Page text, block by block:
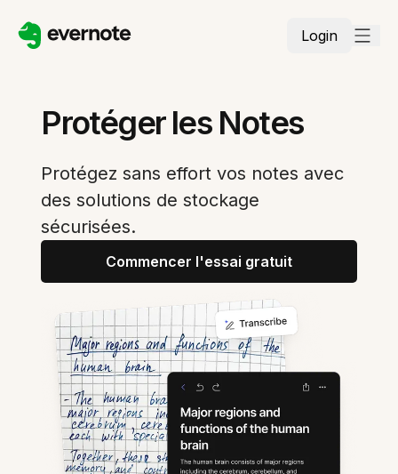
Login
Protéger les Notes
Protégez sans effort vos notes avec
des solutions de stockage
sécurisées.
Commencer l'essai gratuit